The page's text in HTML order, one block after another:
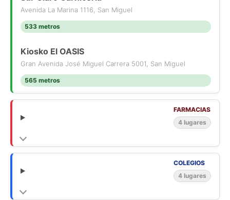
Avenida La Marina 1116, San Miguel
533 metros
Kiosko El OASIS
Gran Avenida José Miguel Carrera 5001, San Miguel
565 metros
FARMACIAS
4 lugares
COLEGIOS
4 lugares